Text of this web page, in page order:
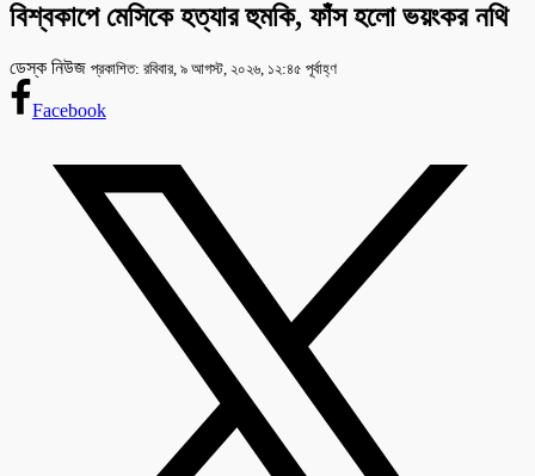
বিশ্বকাপে মেসিকে হত্যার হুমকি, ফাঁস হলো ভয়ংকর নথি
ডেস্ক নিউজ প্রকাশিত: রবিবার, ৯ আগস্ট, ২০২৬, ১২:৪৫ পূর্বাহ্ণ
Facebook